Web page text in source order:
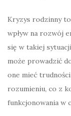
Kryzys rodzinny
wpływ na rozwój
się w takiej
może prowadzić
one mieć
rozumieniu, co z
funkcjonowania w